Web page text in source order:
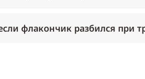
флакончик разбился при